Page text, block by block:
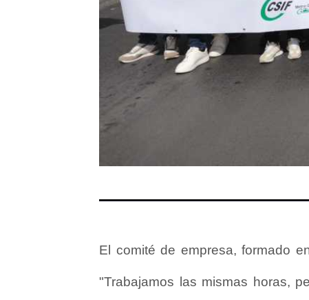
El comité de empresa, formado
"Trabajamos las mismas horas,